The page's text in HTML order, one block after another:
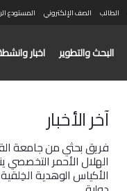
الطالب الصف الإلكتروني المستودع
البحث والتطوير اخبار
آخر الأخبار
فريق بحثي من جامعة
الهلال الأحمر التخصصي
الأكياس الوهدية